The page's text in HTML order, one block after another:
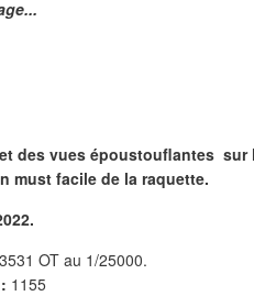
des vues époustouflantes
must facile de la raquette.
OT au 1/25000.
1155